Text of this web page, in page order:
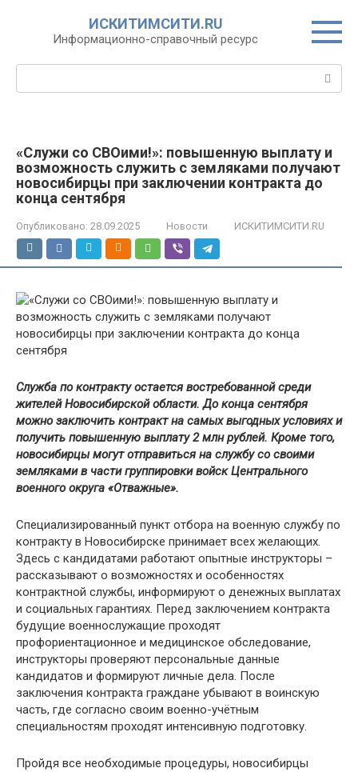
ИСКИТИМСИТИ.RU
Информационно-справочный ресурс
«Служи со СВОими!»: повышенную выплату и
возможность служить с земляками получают
новосибирцы при заключении контракта до
конца сентября
Опубликовано: 28.09.2025 Новости ИСКИТИМСИТИ.RU
Служба по контракту остается востребованной среди
жителей Новосибирской области. До конца сентября
можно заключить контракт на самых выгодных условиях и
получить повышенную выплату 2 млн рублей. Кроме того,
новосибирцы могут отправиться на службу со своими
земляками в части группировки войск Центрального
военного округа «Отважные».
Специализированный пункт отбора на военную службу по
контракту в Новосибирске принимает всех желающих.
Здесь с кандидатами работают опытные инструкторы –
рассказывают о возможностях и особенностях
контрактной службы, информируют о денежных выплатах
и социальных гарантиях. Перед заключением контракта
будущие военнослужащие проходят
профориентационное и медицинское обследование,
инструкторы проверяют персональные данные
кандидатов и формируют личные дела. После
заключения контракта граждане убывают в воинскую
часть, где согласно своим военно-учётным
специальностям проходят интенсивную подготовку.
Пройдя все необходимые процедуры, новосибирцы